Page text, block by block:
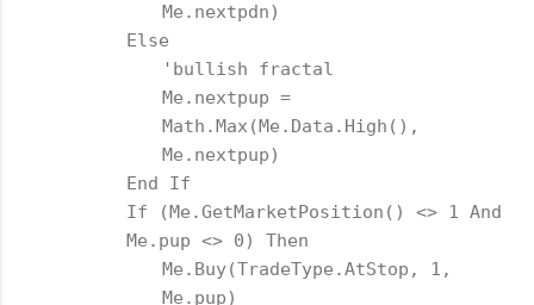
Me.nextpdn)
Else
'bullish fractal
Me.nextpup =
Math.Max(Me.Data.High(),
Me.nextpup)
End If
If (Me.GetMarketPosition() <> 1 And
Me.pup <> 0) Then
Me.Buy(TradeType.AtStop, 1,
Me.pup)